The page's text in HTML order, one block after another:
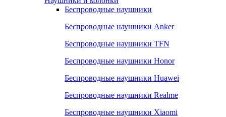
Беспроводные наушники
Беспроводные наушники Anker
Беспроводные наушники TFN
Беспроводные наушники Honor
Беспроводные наушники Huawei
Беспроводные наушники Realme
Беспроводные наушники Xiaomi